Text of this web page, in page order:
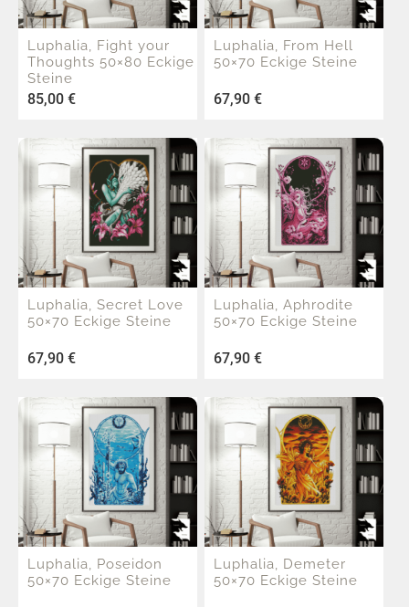
Luphalia, Fight your
Thoughts 50×80 Eckige
Steine
85,00 €
Luphalia, From Hell
50×70 Eckige Steine
67,90 €
Luphalia, Secret Love
50×70 Eckige Steine
67,90 €
Luphalia, Aphrodite
50×70 Eckige Steine
67,90 €
Luphalia, Poseidon
50×70 Eckige Steine
Luphalia, Demeter
50×70 Eckige Steine